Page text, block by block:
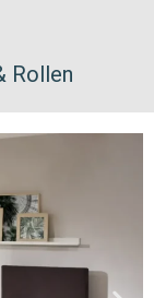
Rollen